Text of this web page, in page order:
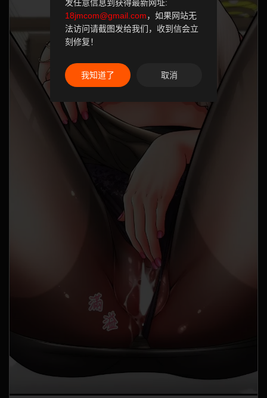
发任意信息到获得最新网址:
18jmcom@gmail.com，如果网站无
法访问请截图发给我们，收到信会立
刻修复！
我知道了 取消